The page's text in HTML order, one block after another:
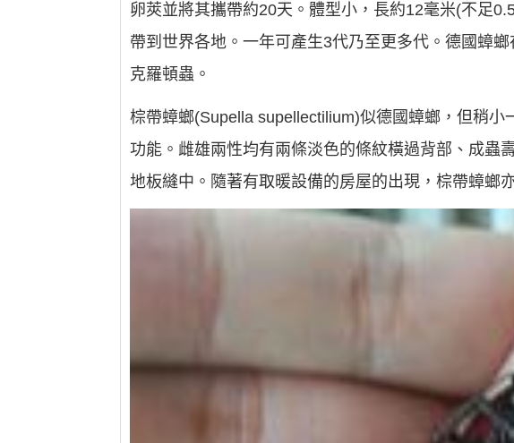
卵莢並將其攜帶約20天。體型小，長約12毫米(不足
帶到世界各地。一年可產生3代乃至更多代。德國蟑
克羅頓蟲。
棕帶蟑螂(Supella supellectilium)似德國蟑螂，但稍
功能。雌雄兩性均有兩條淡色的條紋橫過背部、成蟲
地板縫中。隨著有取暖設備的房屋的出現，棕帶蟑螂